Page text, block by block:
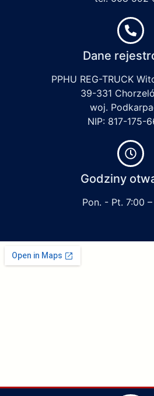
Dane
PPHU REG-TRUCK
39-331
woj.
NIP: 817-175-
Godziny
Pon. - Pt. 7:00